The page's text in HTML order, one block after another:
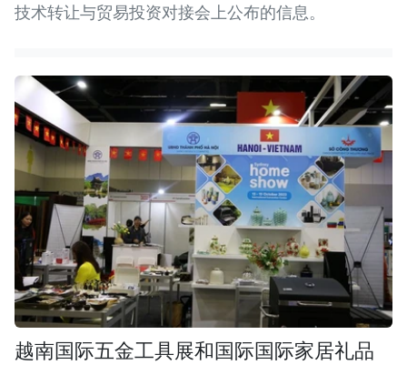
技术转让与贸易投资对接会上公布的信息。
越南国际五金工具展和国际国际家居礼品